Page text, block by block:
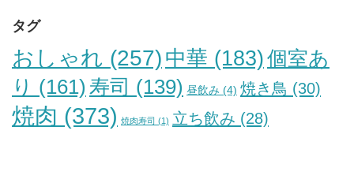
タグ
おしゃれ (257) 中華 (183)個室あ
り (161) 寿司 (139) 昼飲み (4) 焼き鳥 (30)
焼肉 (373) 焼肉寿司 (1) 立ち飲み (28)